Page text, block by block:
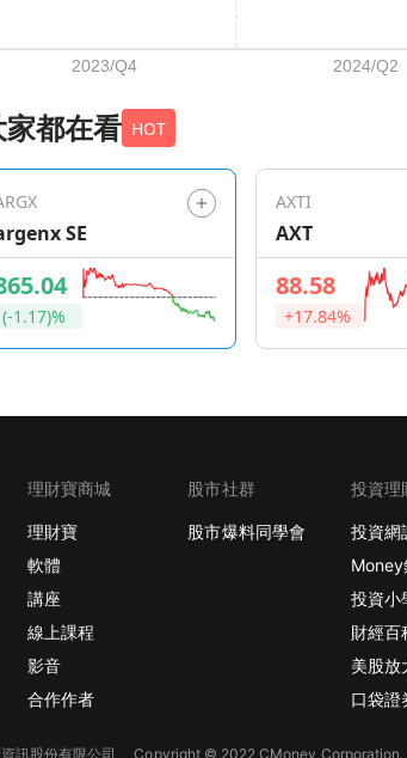
家都在看 HOT
SE
(-1.17)%
AXTI
AXT
88.58
+17.84%
理財寶商城
理財寶
軟體
講座
線上課程
影音
合作作者
股市社群
股市爆料同學會
投資理
投資網
Money
投資小
財經百
美股放
口袋證
資訊股份有限公司Copyright © 2022 CMoney Corporation.